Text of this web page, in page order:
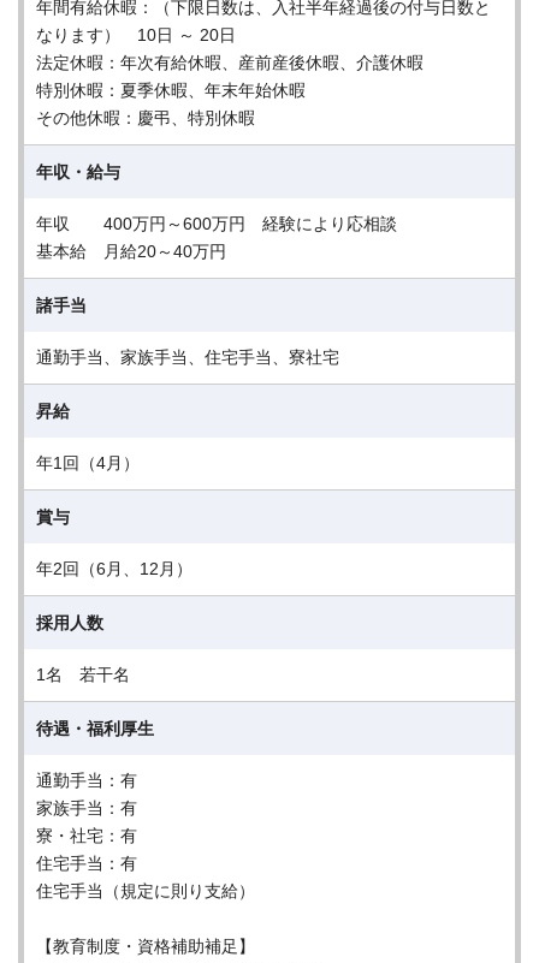
年間有給休暇：（下限日数は、入社半年経過後の付与日数と
なります） 10日 ～ 20日
法定休暇：年次有給休暇、産前産後休暇、介護休暇
特別休暇：夏季休暇、年末年始休暇
その他休暇：慶弔、特別休暇
年収・給与
年収 400万円～600万円 経験により応相談
基本給 月給20～40万円
諸手当
通勤手当、家族手当、住宅手当、寮社宅
昇給
年1回（4月）
賞与
年2回（6月、12月）
採用人数
1名 若干名
待遇・福利厚生
通勤手当：有
家族手当：有
寮・社宅：有
住宅手当：有
住宅手当（規定に則り支給）
【教育制度・資格補助補足】